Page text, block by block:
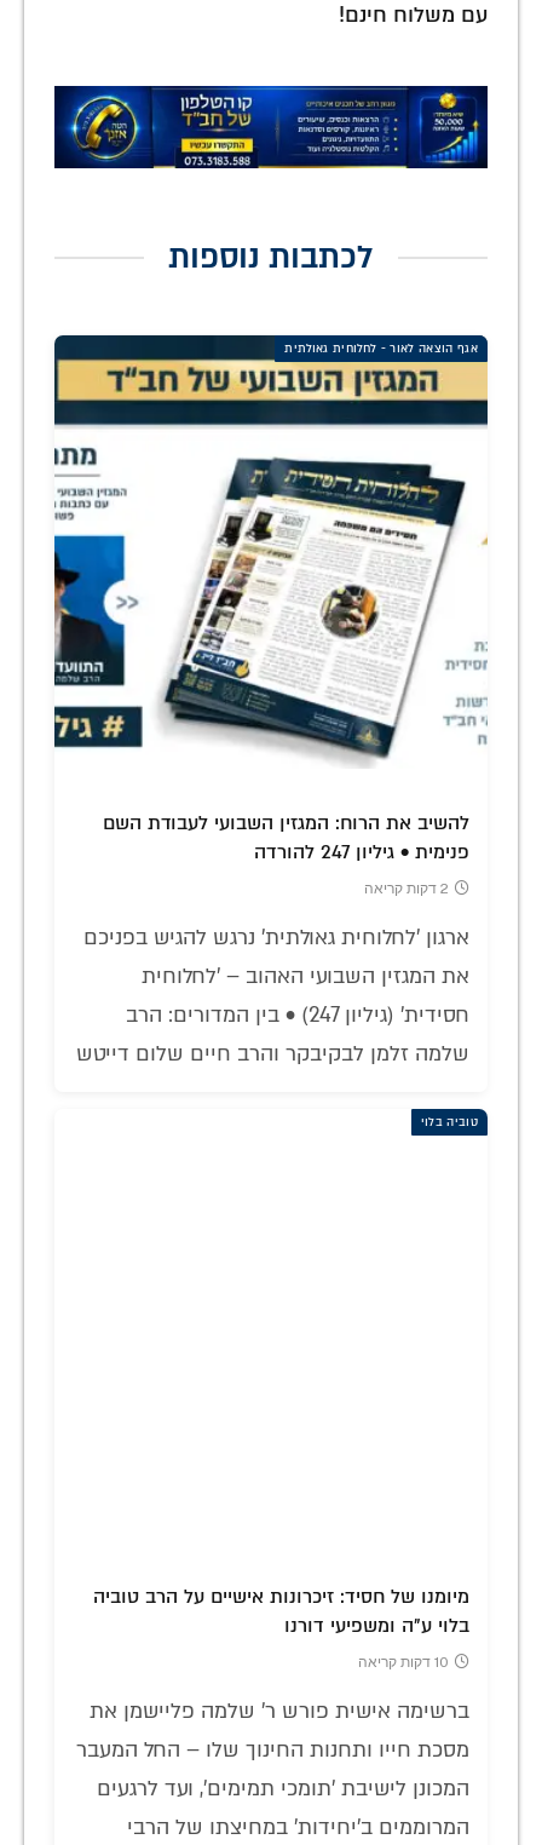
עם משלוח חינם!
לכתבות נוספות
אגף הוצאה לאור - לחלוחית גאולתית
להשיב את הרוח: המגזין השבועי לעבודת השם
פנימית • גיליון 247 להורדה
2 דקות קריאה
ארגון 'לחלוחית גאולתית' נרגש להגיש בפניכם
את המגזין השבועי האהוב – 'לחלוחית
חסידית' (גיליון 247) • בין המדורים: הרב
שלמה זלמן לבקיבקר והרב חיים שלום דייטש
טוביה בלוי
מיומנו של חסיד: זיכרונות אישיים על הרב טוביה
בלוי ע"ה ומשפיעי דורנו
10 דקות קריאה
ברשימה אישית פורש ר' שלמה פליישמן את
מסכת חייו ותחנות החינוך שלו – החל המעבר
המכונן לישיבת 'תומכי תמימים', ועד לרגעים
המרוממים ב'יחידות' במחיצתו של הרבי